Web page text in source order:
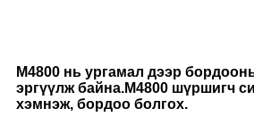
M4800 нь ургамал дээр
эргүүлж байна.M4800 шүршигч
хэмнэж, бордоо болгох.